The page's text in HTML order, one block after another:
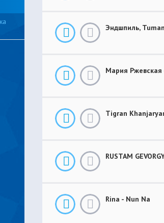
Эндшпиль,
Мария Ржевская
Tigran
RUSTAM
Rina - Nun Na